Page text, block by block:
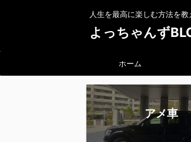
人生を最高に楽しむ方法を教
よっちゃんず
ホーム
アメ車